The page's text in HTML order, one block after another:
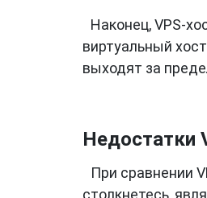
Наконец, VPS-
виртуальный
выходят за
Недостатки
При сравнении
столкнетесь,